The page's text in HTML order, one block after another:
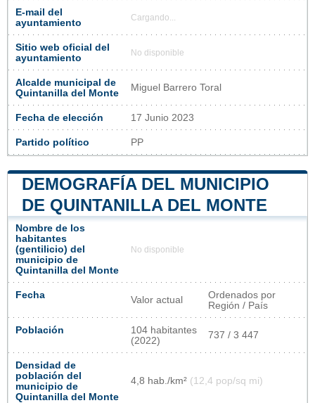
E-mail del
ayuntamiento
Cargando...
Sitio web oficial del
ayuntamiento
No disponible
Alcalde municipal de
Quintanilla del Monte
Miguel Barrero Toral
Fecha de elección 17 Junio 2023
Partido político PP
DEMOGRAFÍA DEL MUNICIPIO
DE QUINTANILLA DEL MONTE
Nombre de los
habitantes
(gentilicio) del
municipio de
Quintanilla del Monte
No disponible
Fecha Valor actual
Ordenados por
Región / País
Población
104 habitantes
(2022)
737 / 3 447
Densidad de
población del
municipio de
Quintanilla del Monte
4,8 hab./km² (12,4 pop/sq mi)